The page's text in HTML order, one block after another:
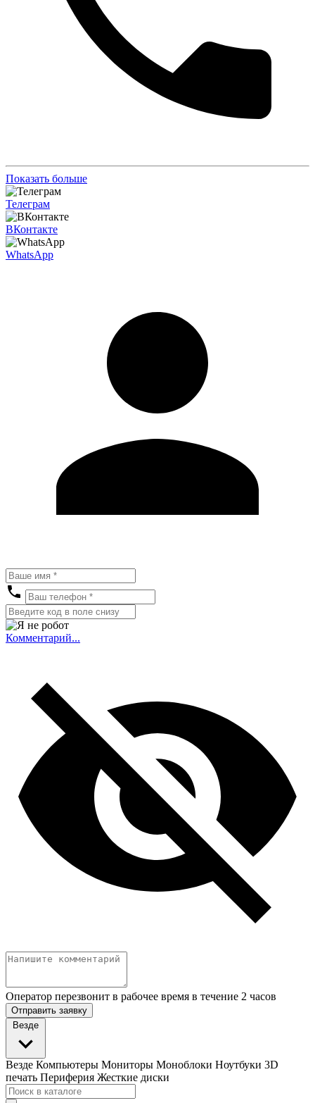
Показать больше
Телеграм
ВКонтакте
WhatsApp
Комментарий...
Оператор перезвонит в рабочее время в течение 2 часов
Отправить заявку
Везде
Везде Компьютеры Мониторы Моноблоки Ноутбуки 3D
печать Периферия Жесткие диски